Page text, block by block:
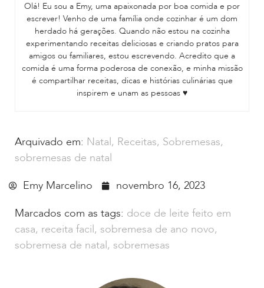
Olá! Eu sou a Emy, uma apaixonada por boa comida e por
escrever! Venho de uma família onde cozinhar é um dom
herdado há gerações. Quando não estou na cozinha
experimentando receitas deliciosas e criando pratos para
amigos ou familiares, estou escrevendo. Acredito que a
comida é uma forma poderosa de conexão, e minha missão
é compartilhar receitas, dicas e histórias culinárias que
inspirem e unam as pessoas ♥
Arquivado em: Natal, Receitas, Sobremesas,
sobremesas de natal
Emy Marcelino
novembro 16, 2023
Marcados com as tags: doce de leite feito em
casa, receita facil, sobremesa de ano novo,
sobremesa de natal, sobremesas